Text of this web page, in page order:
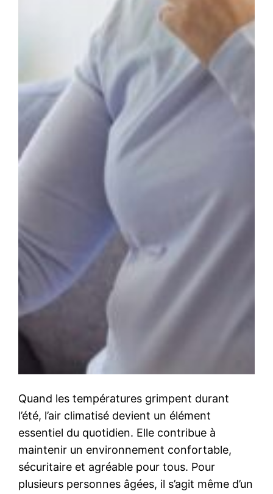
Quand les températures grimpent durant
l’été, l’air climatisé devient un élément
essentiel du quotidien. Elle contribue à
maintenir un environnement confortable,
sécuritaire et agréable pour tous. Pour
plusieurs personnes âgées, il s’agit même d’un